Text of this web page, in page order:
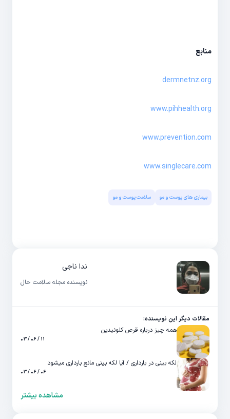
منابع
dermnetnz.org
www.pihhealth.org
www.prevention.com
www.singlecare.com
بیماری های پوست و مو سلامت پوست و مو
ندا ناجی
نویسنده مجله سلامت حال
مقالات دیگر این نویسنده:
همه چیز درباره قرص کلونیدین
۱۱ / ۰۶ / ۰۳
لکه بینی در بارداری / آیا لکه بینی مانع بارداری میشود
۰۶ / ۰۶ / ۰۳
مشاهده بیشتر